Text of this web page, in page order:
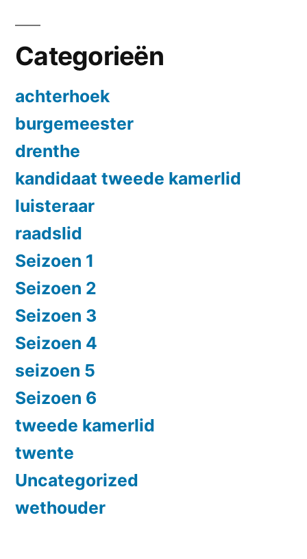
Categorieën
achterhoek
burgemeester
drenthe
kandidaat tweede kamerlid
luisteraar
raadslid
Seizoen 1
Seizoen 2
Seizoen 3
Seizoen 4
seizoen 5
Seizoen 6
tweede kamerlid
twente
Uncategorized
wethouder